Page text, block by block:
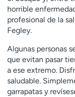
horrible
profesional de la
Fegley.
Algunas personas
que evitan pasar
a ese extremo.
saludable.
garrapatas y